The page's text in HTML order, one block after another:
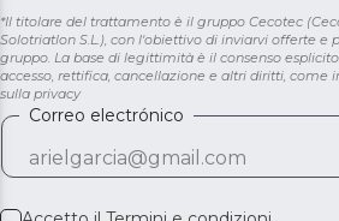
*Il titolare del trattamento è il gruppo Cecotec
Solotriatlon S.L.), con l'obiettivo di inviarvi offerte e
gruppo. La base di legittimità è il consenso
accesso, rettifica, cancellazione e altri diritti, come
sulla privacy
Correo electrónico